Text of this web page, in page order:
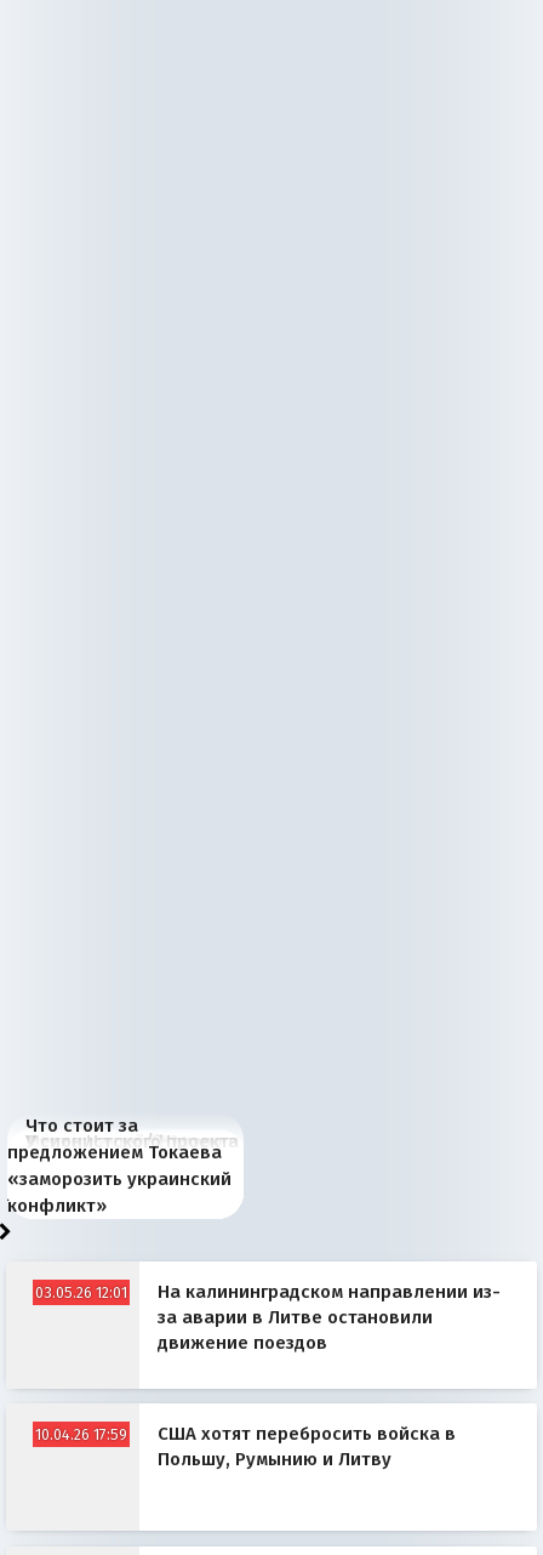
В России назрели
перемены: 15 шагов к
суверенной экономике
Миграционный пожар
Европы
Россия начинает
сбрасывать балласт
Анкориджа
Россия зимой 1904
года: первые уступки во
внутренней политике
Русская нация вчера и
сегодня
Почему правый крах в
Варшаве не поможет её
отношениям с Россией?
Место Науру / Науэро в
современной истории
Южной Осетии
У сионистского проекта
появилось украинское
измерение
Что стоит за
предложением Токаева
«заморозить украинский
конфликт»
03.05.26 12:01
На калининградском направлении из-
за аварии в Литве остановили
движение поездов
10.04.26 17:59
США хотят перебросить войска в
Польшу, Румынию и Литву